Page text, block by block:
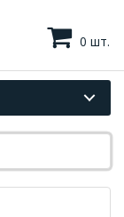
0 шт.